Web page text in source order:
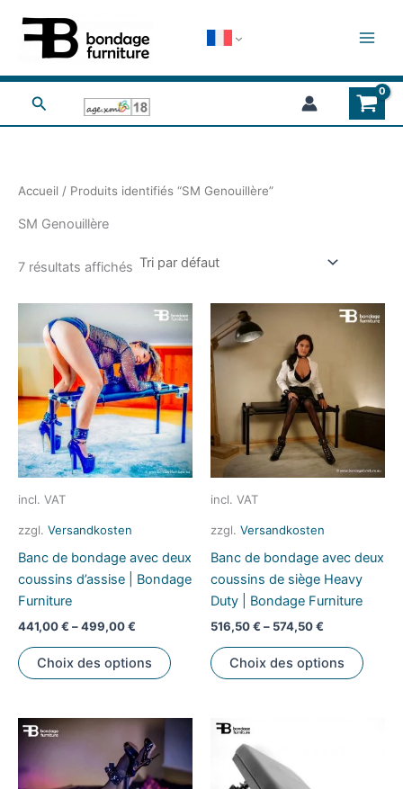
contenu
Rechercher
Accueil / Produits identifiés “SM Genouillère”
SM Genouillère
7 résultats affichés
incl. VAT
zzgl. Versandkosten
Banc de bondage avec deux
coussins d’assise | Bondage
Furniture
441,00€ –499,00€
Choix des options
produit
plusieurs
variations.
options
incl. VAT
zzgl. Versandkosten
Banc de bondage avec deux
coussins de siège Heavy
Duty | Bondage Furniture
516,50€ – 574,50€
Choix des options